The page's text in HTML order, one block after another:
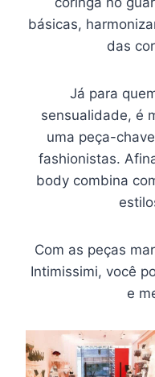
básicas,
das
Já para
sensualidade, é
uma peça-
fashionistas.
body combina
Com as peças
Intimissimi, você
e